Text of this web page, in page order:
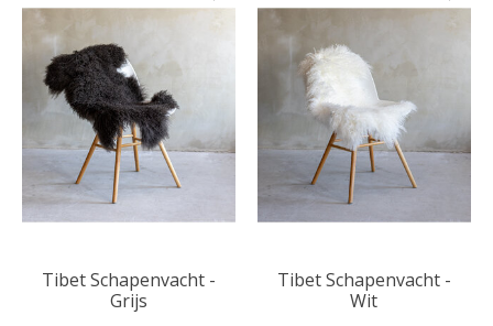
Tibet Schapenvacht -
Grijs
Tibet Schapenvacht -
Wit